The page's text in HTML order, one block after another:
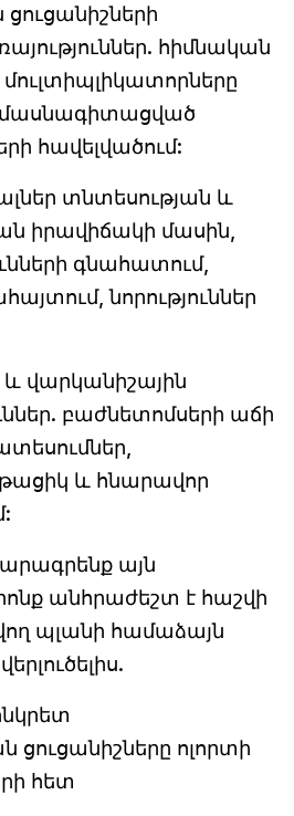
հիմնական
մասնագիտացված
հավելվածում:
տնտեսության և
իրավիճակի մասին,
գնահատում,
նորություններ
վարկանիշային
բաժնետոմսերի աճի
և հնարավոր
այն
անհրաժեշտ է հաշվի
պլանի համաձայն
ցուցանիշները ոլորտի
հետ